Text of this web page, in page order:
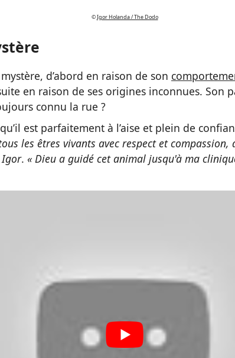
©Igor Holanda / The Dodo
d’abord en raison de son
en raison de ses origines inconnues. Son
connu la rue ?
est parfaitement à l’aise et plein de
les êtres vivants avec respect et
Igor. « Dieu a guidé cet animal jusqu'à ma